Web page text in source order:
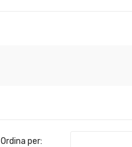
Ordina per: